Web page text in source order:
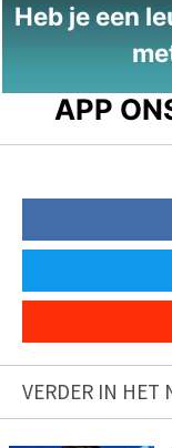
Heb je een
APP
VERDER IN HET